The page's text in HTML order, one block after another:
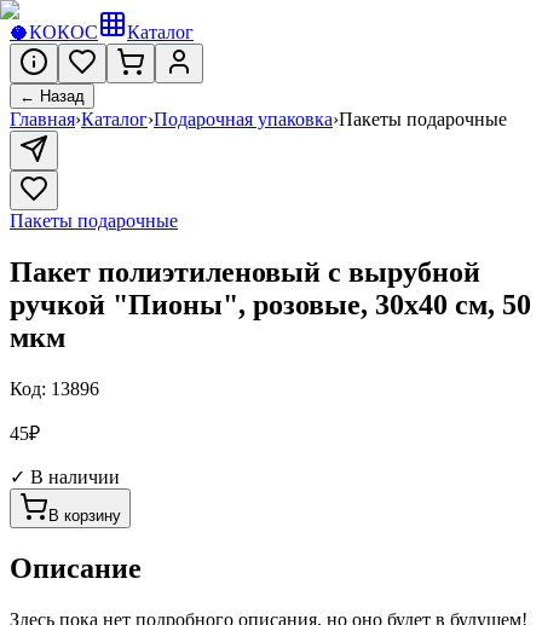
🥥КОКОС Каталог
← Назад
Главная›Каталог›Подарочная упаковка›Пакеты подарочные
Пакеты подарочные
Пакет полиэтиленовый с вырубной
ручкой "Пионы", розовые, 30х40 см, 50
мкм
Код: 13896
45₽
✓ В наличии
В корзину
Описание
Здесь пока нет подробного описания, но оно будет в будущем!